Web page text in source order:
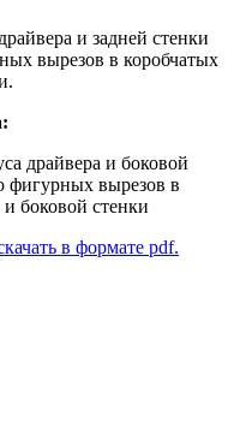
и задней стенки
вырезов в коробчатых
драйвера и боковой
фигурных вырезов в
боковой стенки
в формате pdf.